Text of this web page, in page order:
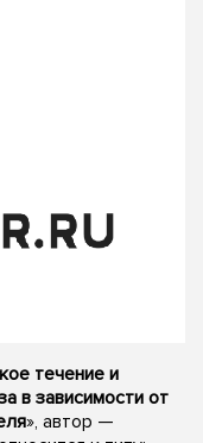
течение и
в зависимости от
», автор —